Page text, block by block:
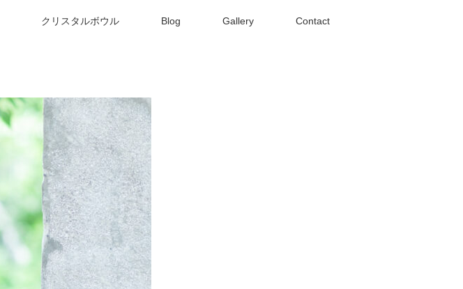
クリスタルボウル Blog Gallery Contact